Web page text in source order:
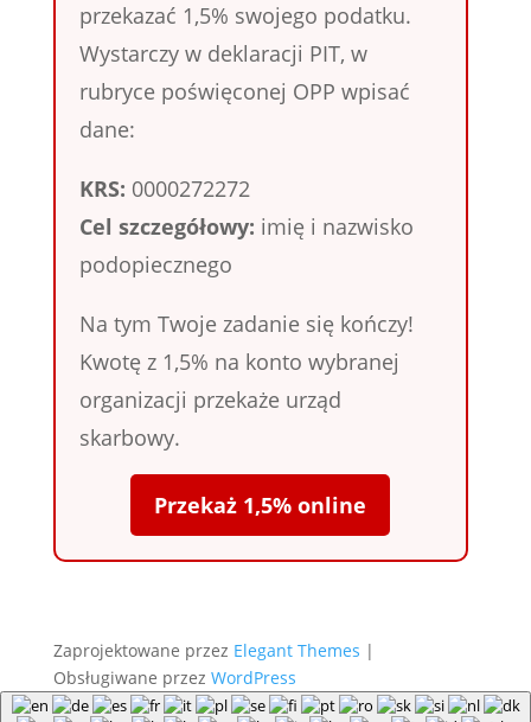
przekazać 1,5% swojego podatku.
Wystarczy w deklaracji PIT, w
rubryce poświęconej OPP wpisać
dane:
KRS: 0000272272
Cel szczegółowy: imię i nazwisko
podopiecznego
Na tym Twoje zadanie się kończy!
Kwotę z 1,5% na konto wybranej
organizacji przekaże urząd
skarbowy.
Przekaż 1,5% online
Zaprojektowane przez Elegant Themes |
Obsługiwane przez WordPress